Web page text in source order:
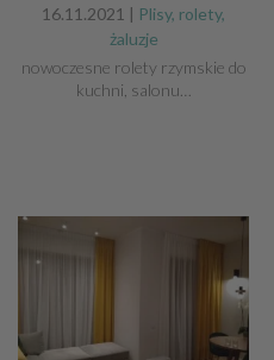
16.11.2021 | Plisy, rolety,
żaluzje
nowoczesne rolety rzymskie do
kuchni, salonu…